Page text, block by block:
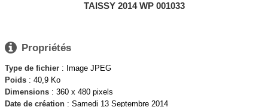
TAISSY 2014 WP 001033
 Propriétés
Type de fichier : Image JPEG
Poids : 40,9 Ko
Dimensions : 360 x 480 pixels
Date de création : Samedi 13 Septembre 2014